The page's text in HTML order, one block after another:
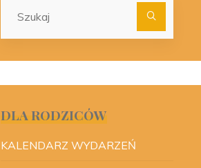
DLA RODZICÓW
KALENDARZ WYDARZEŃ